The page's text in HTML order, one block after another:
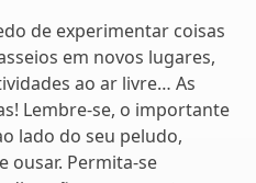
de experimentar coisas
em novos lugares,
ao ar livre… As
Lembre-se, o importante
lado do seu peludo,
ousar. Permita-se